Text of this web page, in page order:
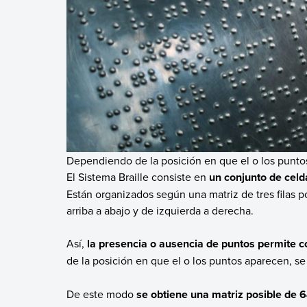
Dependiendo de la posición en que el o los
El Sistema Braille consiste en un conjunto de
Están organizados según una matriz de tres filas
arriba a abajo y de izquierda a derecha.
Así, la presencia o ausencia de puntos permite
de la posición en que el o los puntos aparecen,
De este modose obtiene una matriz posible de